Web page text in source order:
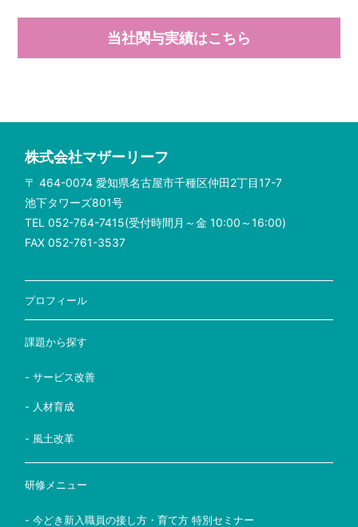
当社関与実績はこちら
株式会社マザーリーフ
〒 464-0074 愛知県名古屋市千種区仲田2丁目17-7
池下タワーズ801号
TEL 052-764-7415(受付時間月～金 10:00～16:00)
FAX 052-761-3537
プロフィール
課題から探す
- サービス改善
- 人材育成
- 風土改革
研修メニュー
- 今どき新入職員の接し方・育て方 特別セミナー